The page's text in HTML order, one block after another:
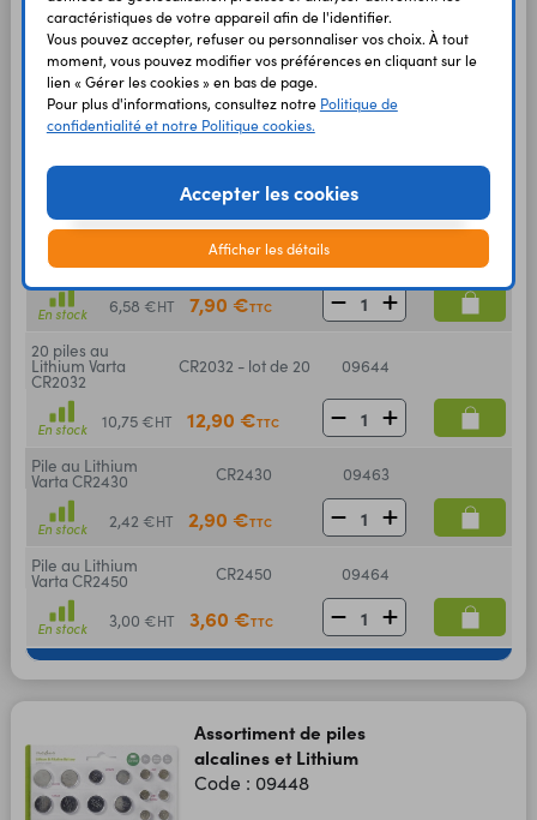
En stock 1,50 €HT
Pile au Lithium
Varta CR2025 CR2025 09641
En stock 1,50 €HT 1,80 €TTC
Varta CR2032
En stock 1,80 €
Varta CR2032 CR2032 - lot de 5
En stock 6,58 €HT 7,90 €TTC
20 piles au
Lithium Varta
CR2032
CR2032 - lot de 20 09644
En stock 10,75 €HT 12,90 €TTC
Pile au Lithium
Varta CR2430 CR2430 09463
En stock 2,42 €HT 2,90 €TTC
Pile au Lithium
Varta CR2450 CR2450 09464
En stock 3,00 €HT 3,60 €TTC
Assortiment de piles
alcalines et Lithium
Code : 09448
caractéristiques de votre appareil afin de l'identifier.
Vous pouvez accepter, refuser ou personnaliser vos choix. À tout
moment, vous pouvez modifier vos préférences en cliquant sur le
lien « Gérer les cookies » en bas de page.
Pour plus d'informations, consultez notre Politique de
confidentialité et notre Politique cookies.
Accepter les cookies
Afficher les détails